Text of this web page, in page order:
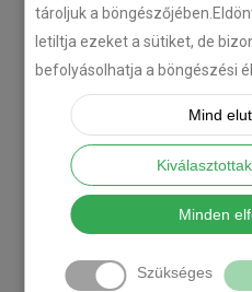
tároljuk a
letiltja ezeket a sütiket, de
befolyásolhatja a böngészési
Mind
Minden
Szükséges